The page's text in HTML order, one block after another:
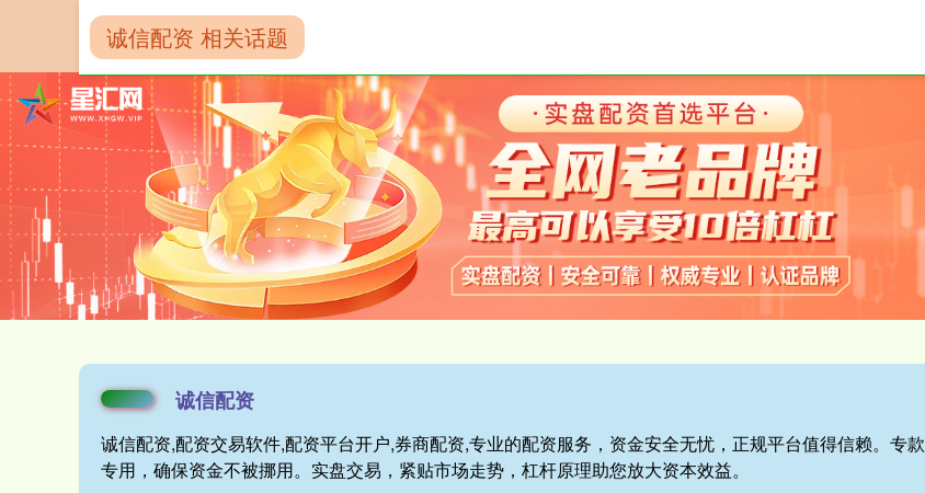
诚信配资
诚信配资,配资交易软件,配资平台开户,券商配资,专业的配资服务，资金安全无忧，正规平台值得信赖。专款
专用，确保资金不被挪用。实盘交易，紧贴市场走势，杠杆原理助您放大资本效益。
诚信配资 相关话题